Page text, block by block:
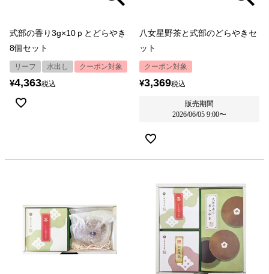
式部の香り3g×10ｐとどらやき
8個セット
リーフ 水出し クーポン対象
¥4,363税込
八女星野茶と式部のどらやきセ
ット
クーポン対象
¥3,369税込
販売期間
2026/06/05 9:00〜